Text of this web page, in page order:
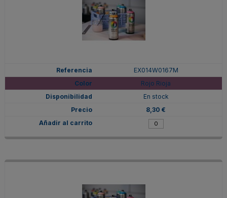
EX014W0167M
Rojo Rioja
En stock
8,30 €